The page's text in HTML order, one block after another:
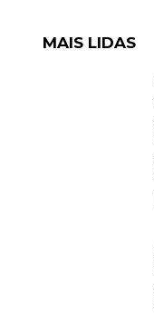
MAIS LIDAS